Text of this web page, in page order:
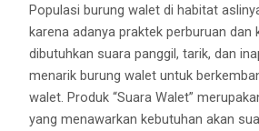
Populasi burung walet di habitat
karena adanya praktek perburuan dan
dibutuhkan suara panggil, tarik, dan
menarik burung walet untuk
walet. Produk “Suara Walet”
yang menawarkan kebutuhan akan